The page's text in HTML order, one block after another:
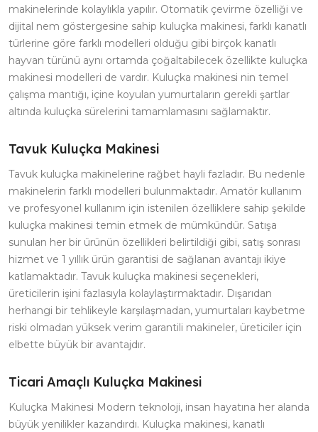
makinelerinde kolaylıkla yapılır. Otomatik çevirme özelliği ve
dijital nem göstergesine sahip kuluçka makinesi, farklı kanatlı
türlerine göre farklı modelleri olduğu gibi birçok kanatlı
hayvan türünü aynı ortamda çoğaltabilecek özellikte kuluçka
makinesi modelleri de vardır. Kuluçka makinesi nin temel
çalışma mantığı, içine koyulan yumurtaların gerekli şartlar
altında kuluçka sürelerini tamamlamasını sağlamaktır.
Tavuk Kuluçka Makinesi
Tavuk kuluçka makinelerine rağbet hayli fazladır. Bu nedenle
makinelerin farklı modelleri bulunmaktadır. Amatör kullanım
ve profesyonel kullanım için istenilen özelliklere sahip şekilde
kuluçka makinesi temin etmek de mümkündür. Satışa
sunulan her bir ürünün özellikleri belirtildiği gibi, satış sonrası
hizmet ve 1 yıllık ürün garantisi de sağlanan avantajı ikiye
katlamaktadır. Tavuk kuluçka makinesi seçenekleri,
üreticilerin işini fazlasıyla kolaylaştırmaktadır. Dışarıdan
herhangi bir tehlikeyle karşılaşmadan, yumurtaları kaybetme
riski olmadan yüksek verim garantili makineler, üreticiler için
elbette büyük bir avantajdır.
Ticari Amaçlı Kuluçka Makinesi
Kuluçka Makinesi Modern teknoloji, insan hayatına her alanda
büyük yenilikler kazandırdı. Kuluçka makinesi, kanatlı